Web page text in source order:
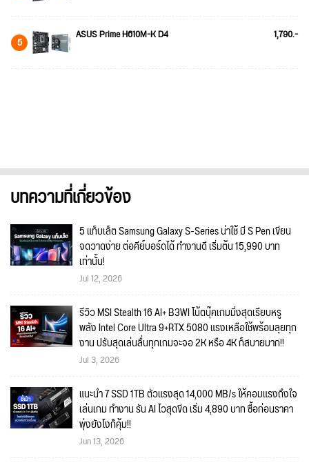
5 ASUS Prime H610M-K D4 1,790.-
บทความที่เกี่ยวข้อง
5 แท็บเล็ต Samsung Galaxy S-Series น่าใช้ มี S Pen เขียน
จดวาดง่าย ต่อคีย์บอร์ดได้ ทำงานดี เริ่มต้น 15,990 บาท
เท่านั้น!
Jul 12, 2026
รีวิว MSI Stealth 16 AI+ B3WI โน้ตบุ๊คเกมมิ่งสุดเรียบหรู
พลัง Intel Core Ultra 9+RTX 5080 แรงเหลือใช้พร้อมลุยทุก
งาน ปรับสุดเล่นลื่นทุกเกมจะจอ 2K หรือ 4K ก็สบายมาก!!
Jul 3, 2026
แนะนำ 7 SSD 1TB ตัวแรงสุด 14,000 MB/s ให้คอมแรงถึงใจ
เล่นเกม ทำงาน รัน AI ไวสุดขีด เริ่ม 4,890 บาท ซื้อก่อนราคา
พุ่งยังไงก็คุ้ม!!
Jun 13, 2026